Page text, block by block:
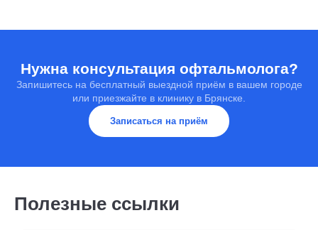
Нужна консультация офтальмолога?
Запишитесь на бесплатный выездной приём в вашем городе
или приезжайте в клинику в Брянске.
Записаться на приём
Полезные ссылки